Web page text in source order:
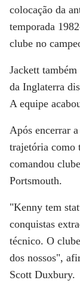
colocação da
temporada
clube no
Jackett
da Inglaterra
A equipe
Após encerrar
trajetória como
comandou
Portsmouth.
"Kenny tem
conquistas
técnico. O
dos nossos",
Scott Duxbury.